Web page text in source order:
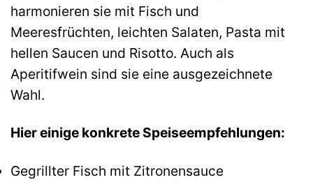
harmonieren sie mit Fisch und
Meeresfrüchten, leichten Salaten, Pasta mit
hellen Saucen und Risotto. Auch als
Aperitifwein sind sie eine ausgezeichnete
Wahl.
Hier einige konkrete Speiseempfehlungen:
Gegrillter Fisch mit Zitronensauce